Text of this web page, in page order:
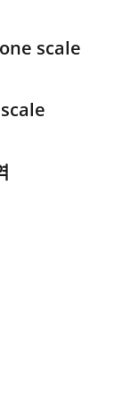
scale